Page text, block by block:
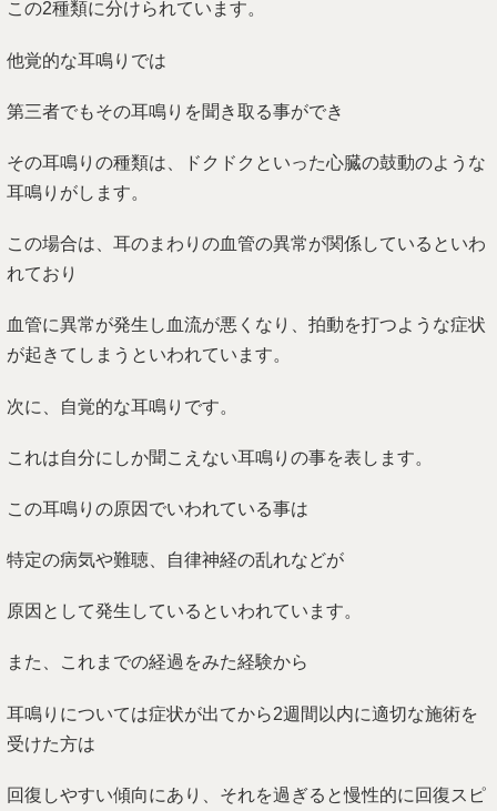
この2種類に分けられています。
他覚的な耳鳴りでは
第三者でもその耳鳴りを聞き取る事ができ
その耳鳴りの種類は、ドクドクといった心臓の鼓動のような
耳鳴りがします。
この場合は、耳のまわりの血管の異常が関係しているといわ
れており
血管に異常が発生し血流が悪くなり、拍動を打つような症状
が起きてしまうといわれています。
次に、自覚的な耳鳴りです。
これは自分にしか聞こえない耳鳴りの事を表します。
この耳鳴りの原因でいわれている事は
特定の病気や難聴、自律神経の乱れなどが
原因として発生しているといわれています。
また、これまでの経過をみた経験から
耳鳴りについては症状が出てから2週間以内に適切な施術を
受けた方は
回復しやすい傾向にあり、それを過ぎると慢性的に回復スピ